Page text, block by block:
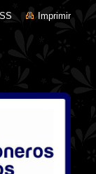
Imprimir